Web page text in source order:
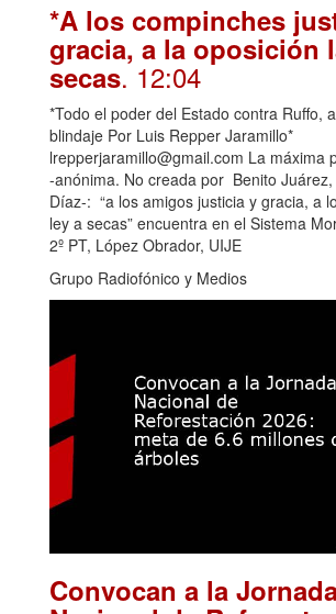
*A los compinches
gracia, a la oposición
secas. 12:04
*Todo el poder del Estado contra Ruffo,
blindaje Por Luis Repper Jaramillo*
lrepperjaramillo@gmail.com La máxima
-anónima. No creada por Benito
Díaz-: “a los amigos justicia y gracia, a
ley a secas” encuentra en el Sistema
2º PT, López Obrador, UIJE
Grupo Radiofónico y Medios
Convocan a la Jornada